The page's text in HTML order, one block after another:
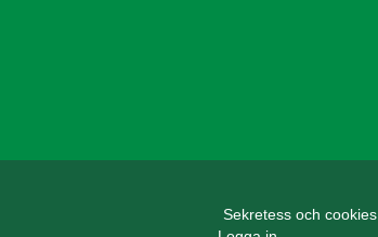
Sekretess och cookies